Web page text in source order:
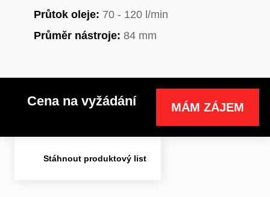
Průtok oleje: 70 - 120 l/min
Průměr nástroje: 84 mm
Cena na vyžádání MÁM ZÁJEM
Stáhnout produktový list